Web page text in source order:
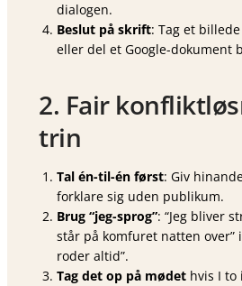
dialogen.
Beslut på skrift: Tag et
eller del et Google-dokument
2. Fair
trin
Tal én-til-én først: Giv
forklare sig uden publikum.
Brug “jeg-sprog”: “Jeg bliver
står på komfuret natten over”
roder altid”.
Tag det op på mødet hvis I to